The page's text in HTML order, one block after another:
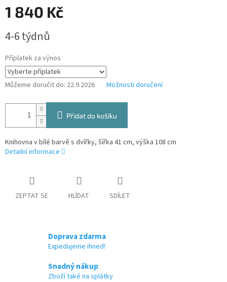
1 840 Kč
cena:
4-6 týdnů
Příplatek za výnos
Můžeme doručit do: 22.9.2026 Možnosti doručení
Přidat do košíku
Knihovna v bílé barvě s dvířky, šířka 41 cm, výška 108 cm
Detailní informace
ZEPTAT SE HLÍDAT SDÍLET
Doprava zdarma
Expedujeme ihned!
Snadný nákup
Zboží také na splátky